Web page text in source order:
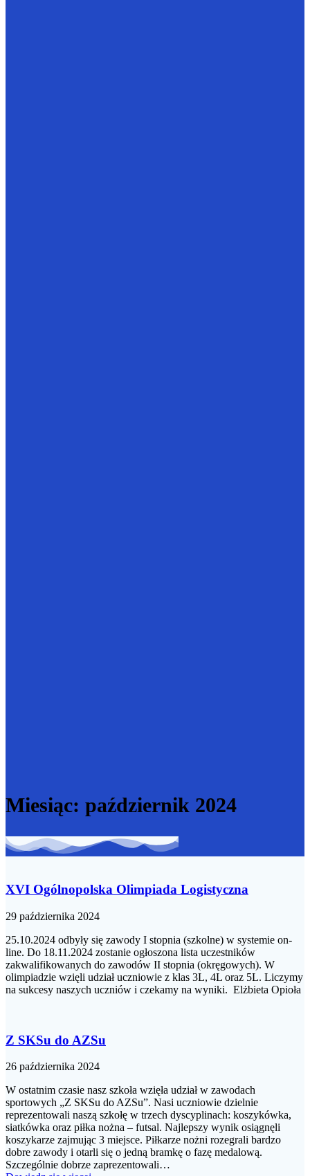
Miesiąc: październik 2024
XVI Ogólnopolska Olimpiada Logistyczna
29 października 2024
25.10.2024 odbyły się zawody I stopnia (szkolne) w systemie on-
line. Do 18.11.2024 zostanie ogłoszona lista uczestników
zakwalifikowanych do zawodów II stopnia (okręgowych). W
olimpiadzie wzięli udział uczniowie z klas 3L, 4L oraz 5L. Liczymy
na sukcesy naszych uczniów i czekamy na wyniki. Elżbieta Opioła
Z SKSu do AZSu
26 października 2024
W ostatnim czasie nasz szkoła wzięła udział w zawodach
sportowych „Z SKSu do AZSu”. Nasi uczniowie dzielnie
reprezentowali naszą szkołę w trzech dyscyplinach: koszykówka,
siatkówka oraz piłka nożna – futsal. Najlepszy wynik osiągnęli
koszykarze zajmując 3 miejsce. Piłkarze nożni rozegrali bardzo
dobre zawody i otarli się o jedną bramkę o fazę medalową.
Szczególnie dobrze zaprezentowali…